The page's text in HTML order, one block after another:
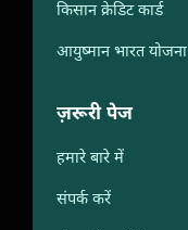
किसान क्रेडिट कार्ड
आयुष्मान भारत योजना
ज़रूरी पेज
हमारे बारे में
संपर्क करें